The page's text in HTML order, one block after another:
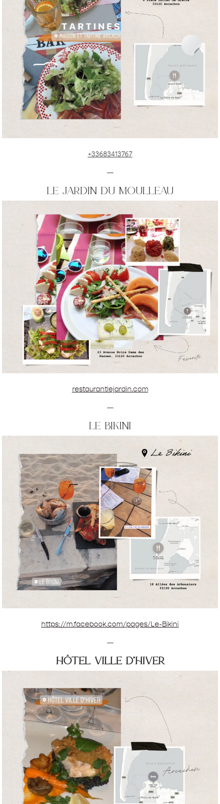
+33683413767
—
le jardin du moulleau
restaurantlejardin.com
—
le bikini
https://m.facebook.com/pages/Le-Bikini
—
hôtel ville d’hiver